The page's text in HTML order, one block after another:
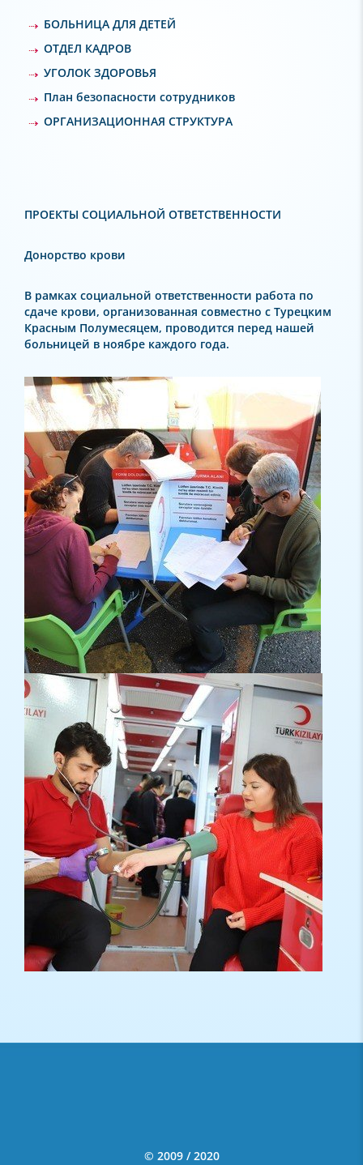
БОЛЬНИЦА ДЛЯ ДЕТЕЙ
ОТДЕЛ КАДРОВ
УГОЛОК ЗДОРОВЬЯ
План безопасности сотрудников
ОРГАНИЗАЦИОННАЯ СТРУКТУРА
ПРОЕКТЫ СОЦИАЛЬНОЙ ОТВЕТСТВЕННОСТИ
Донорство крови
В рамках социальной ответственности работа по
сдаче крови, организованная совместно с Турецким
Красным Полумесяцем, проводится перед нашей
больницей в ноябре каждого года.
© 2009 / 2020